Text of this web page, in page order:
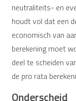
neutraliteits- en
houdt vol dat een
economisch van
berekening moet
deel te scheiden
de pro rata
Onderscheid